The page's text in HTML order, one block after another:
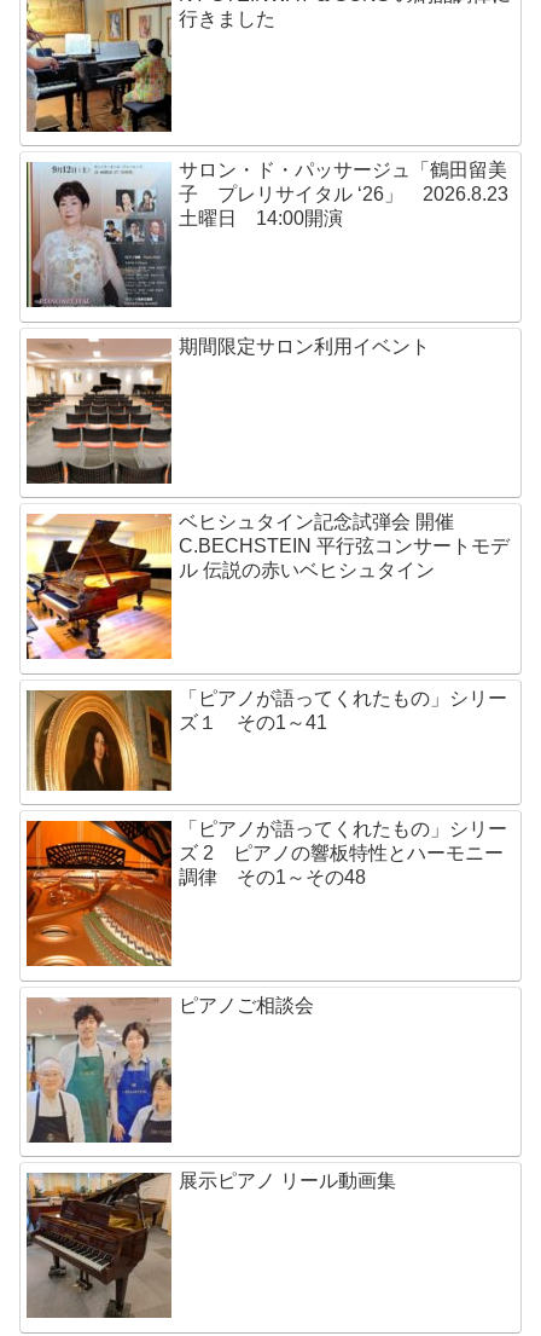
行きました
サロン・ド・パッサージュ「鶴田留美
子 プレリサイタル ‘26」 2026.8.23
土曜日 14:00開演
期間限定サロン利用イベント
ベヒシュタイン記念試弾会 開催
C.BECHSTEIN 平行弦コンサートモデ
ル 伝説の赤いベヒシュタイン
「ピアノが語ってくれたもの」シリー
ズ１ その1～41
「ピアノが語ってくれたもの」シリー
ズ 2 ピアノの響板特性とハーモニー
調律 その1～その48
ピアノご相談会
展示ピアノ リール動画集